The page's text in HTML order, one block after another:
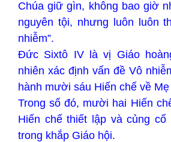
Chúa giữ gìn, không bao giờ
nguyên tội, nhưng luôn luôn
nhiễm”.
Đức Sixtô IV là vị Giáo
nhiên xác định vấn đề Vô
hành mười sáu Hiến chế về
Trong số đó, mười hai Hiến
Hiến chế thiết lập và củng cố
trong khắp Giáo hội.